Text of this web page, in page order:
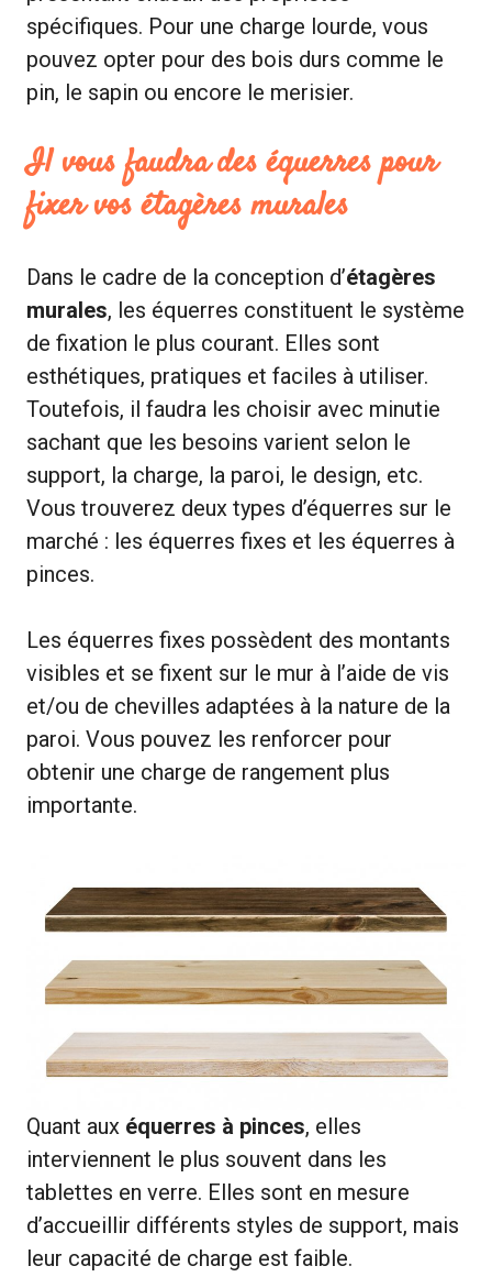
spécifiques. Pour une charge lourde, vous
pouvez opter pour des bois durs comme le
pin, le sapin ou encore le merisier.
Il vous faudra des équerres pour
fixer vos étagères murales
Dans le cadre de la conception d’étagères
murales, les équerres constituent le système
de fixation le plus courant. Elles sont
esthétiques, pratiques et faciles à utiliser.
Toutefois, il faudra les choisir avec minutie
sachant que les besoins varient selon le
support, la charge, la paroi, le design, etc.
Vous trouverez deux types d’équerres sur le
marché : les équerres fixes et les équerres à
pinces.
Les équerres fixes possèdent des montants
visibles et se fixent sur le mur à l’aide de vis
et/ou de chevilles adaptées à la nature de la
paroi. Vous pouvez les renforcer pour
obtenir une charge de rangement plus
importante.
Quant aux équerres à pinces, elles
interviennent le plus souvent dans les
tablettes en verre. Elles sont en mesure
d’accueillir différents styles de support, mais
leur capacité de charge est faible.